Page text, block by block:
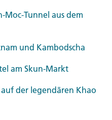
Moc-Tunnel aus dem
und Kambodscha
am Skun-Markt
der legendären Khao